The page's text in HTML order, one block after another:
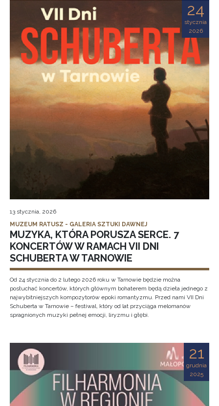
24
stycznia
2026
13 stycznia, 2026
MUZEUM RATUSZ - GALERIA SZTUKI DAWNEJ
MUZYKA, KTÓRA PORUSZA SERCE. 7
KONCERTÓW W RAMACH VII DNI
SCHUBERTA W TARNOWIE
Od 24 stycznia do 2 lutego 2026 roku w Tarnowie będzie można
posłuchać koncertów, których głównym bohaterem będą dzieła jednego z
najwybitniejszych kompozytorów epoki romantyzmu. Przed nami VII Dni
Schuberta w Tarnowie – festiwal, który od lat przyciąga melomanów
spragnionych muzyki pełnej emocji, liryzmu i głębi.
21
grudnia
2025